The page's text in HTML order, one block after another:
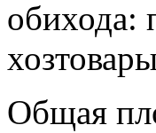
обихода:
Общая